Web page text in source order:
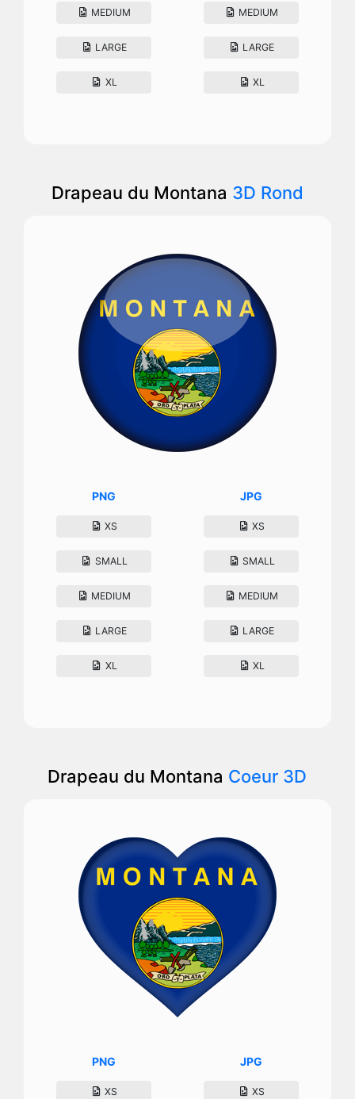
MEDIUM
LARGE
XL
MEDIUM
LARGE
XL
Drapeau du Montana 3D Rond
PNG
XS
SMALL
MEDIUM
LARGE
XL
JPG
XS
SMALL
MEDIUM
LARGE
XL
Drapeau du Montana Coeur 3D
PNG
XS
JPG
XS